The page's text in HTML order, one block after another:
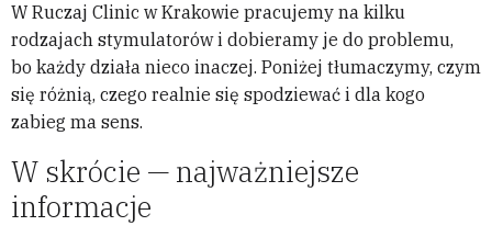
W Ruczaj Clinic w Krakowie pracujemy na kilku
rodzajach stymulatorów i dobieramy je do problemu,
bo każdy działa nieco inaczej. Poniżej tłumaczymy, czym
się różnią, czego realnie się spodziewać i dla kogo
zabieg ma sens.
W skrócie — najważniejsze
informacje